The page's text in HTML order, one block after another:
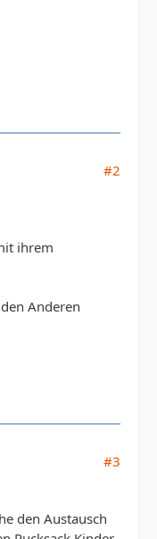
#2
ihrem
Anderen
#3
den Austausch